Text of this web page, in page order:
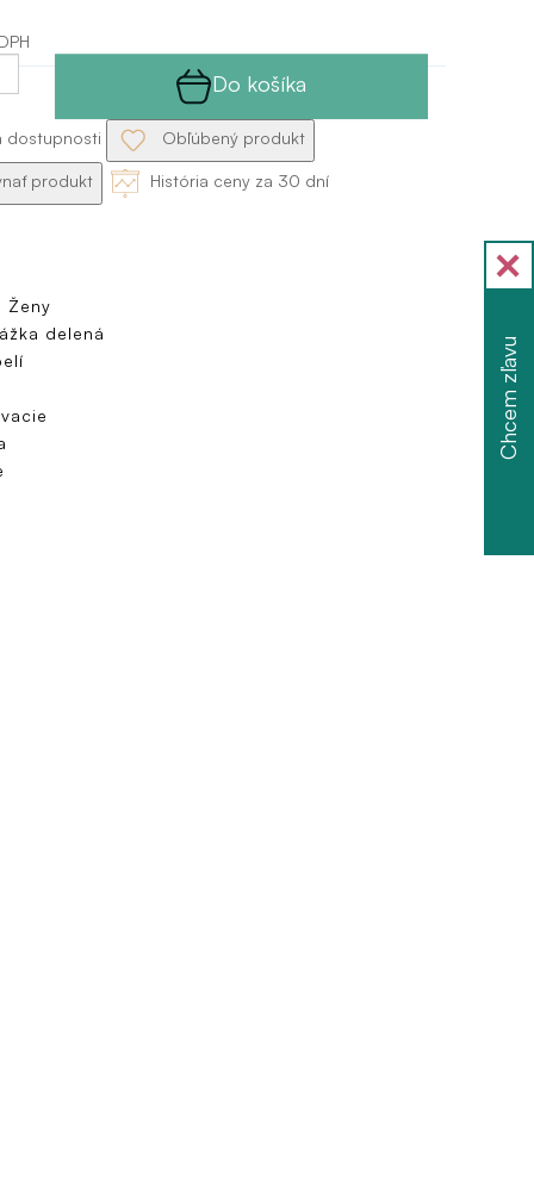
Do košíka
dostupnosti Obľúbený produkt
produkt História ceny za 30 dní
Ženy
delená
Chcem zľavu